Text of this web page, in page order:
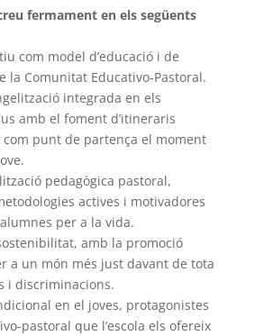
fermament en els següents
com model d’educació i de
la Comunitat Educativo-Pastoral.
integrada en els
amb el foment d’itineraris
punt de partença el moment
pedagògica pastoral,
actives i motivadores
per a la vida.
amb la promoció
a un món més just davant de tota
i discriminacions.
en el joves, protagonistes
pastoral que l’escola els ofereix